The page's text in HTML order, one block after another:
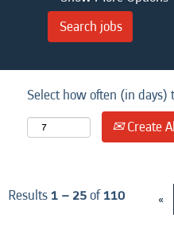
Select how often (in days)
Create
Results1 – 25of110 «